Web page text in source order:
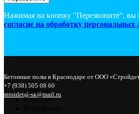
Нажимая на кнопку "Перезвоните", вы
согласие на обработку
Бетонные полы в Краснодаре от ООО
+7 (938) 505 08 60
stroidetal-sk@mail.ru
Главная
Каталог